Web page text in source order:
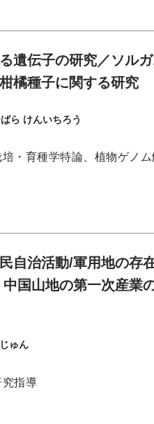
遺伝子の研究／ソル
橘種子に関する研究
ら けんいちろう
・育種学特論、植物ゲノ
自治活動/軍用地の存
国山地の第一次産業
ゅん
究指導